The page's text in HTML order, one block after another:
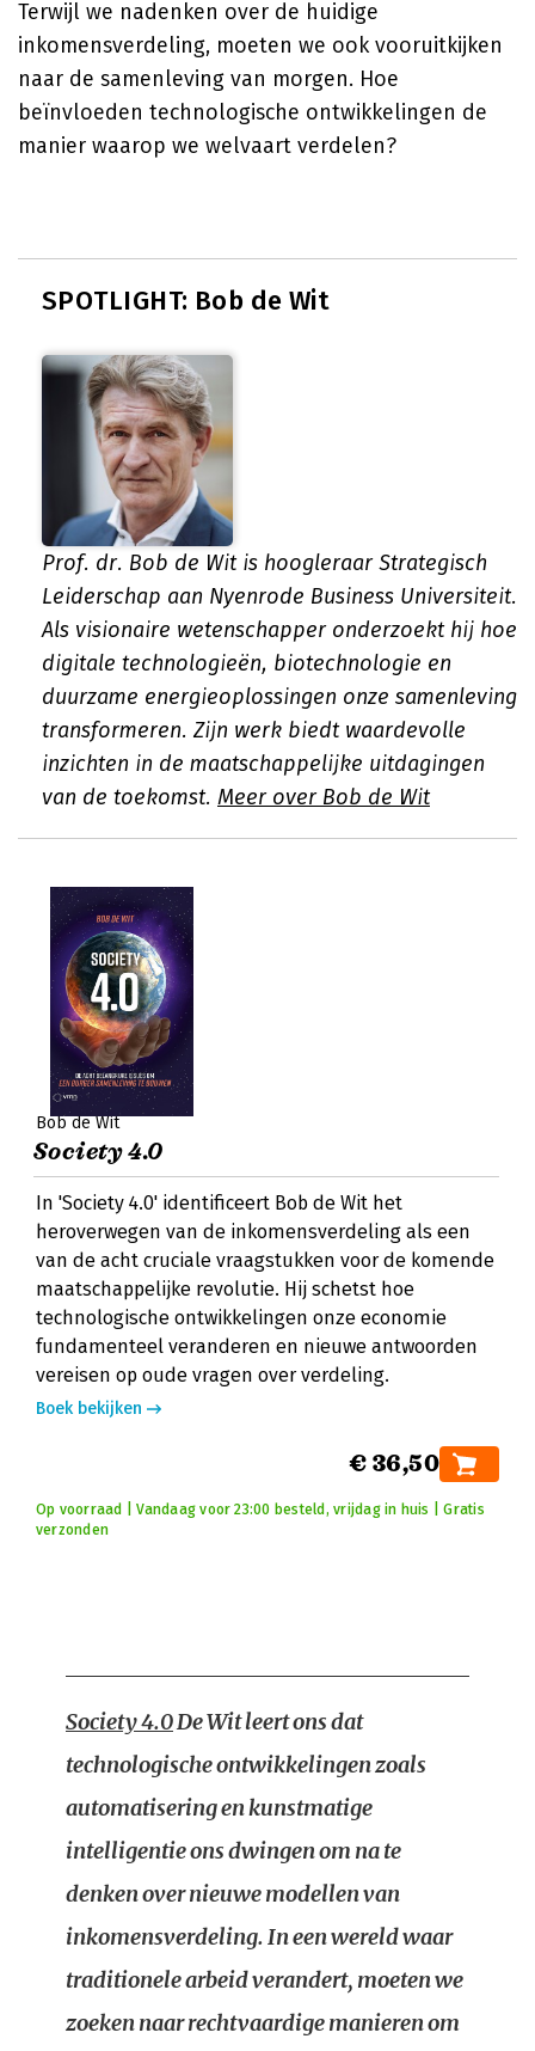
Terwijl we nadenken over de huidige
inkomensverdeling, moeten we ook vooruitkijken
naar de samenleving van morgen. Hoe
beïnvloeden technologische ontwikkelingen de
manier waarop we welvaart verdelen?
SPOTLIGHT: Bob de Wit
Prof. dr. Bob de Wit is hoogleraar Strategisch
Leiderschap aan Nyenrode Business Universiteit.
Als visionaire wetenschapper onderzoekt hij hoe
digitale technologieën, biotechnologie en
duurzame energieoplossingen onze samenleving
transformeren. Zijn werk biedt waardevolle
inzichten in de maatschappelijke uitdagingen
van de toekomst. Meer over Bob de Wit
Bob de Wit
Society 4.0
In 'Society 4.0' identificeert Bob de Wit het
heroverwegen van de inkomensverdeling als een
van de acht cruciale vraagstukken voor de komende
maatschappelijke revolutie. Hij schetst hoe
technologische ontwikkelingen onze economie
fundamenteel veranderen en nieuwe antwoorden
vereisen op oude vragen over verdeling.
Boek bekijken
€ 36,50
Op voorraad | Vandaag voor 23:00 besteld, vrijdag in huis | Gratis
verzonden
Society 4.0De Wit leert ons dat
technologische ontwikkelingen zoals
automatisering en kunstmatige
intelligentie ons dwingen om na te
denken over nieuwe modellen van
inkomensverdeling. In een wereld waar
traditionele arbeid verandert, moeten we
zoeken naar rechtvaardige manieren om